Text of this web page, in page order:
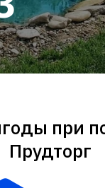
при
Прудторг